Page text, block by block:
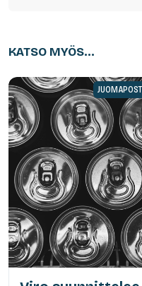
KATSO MYÖS...
JUOMAPOSTI